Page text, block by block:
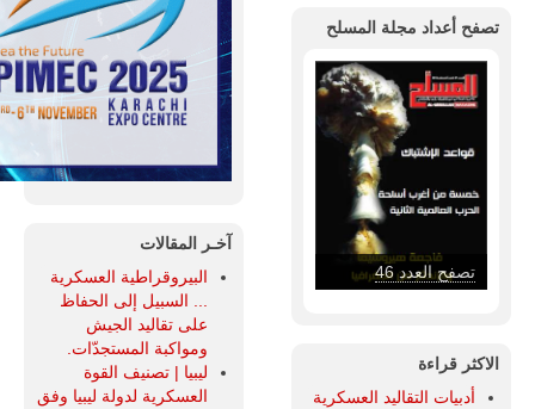
تصفح أعداد مجلة المسلح
تصفح العدد 46
الاكثر قراءة
أدبيات التقاليد العسكرية
آخـر المقالات
البيروقراطية العسكرية
... السبيل إلى الحفاظ
على تقاليد الجيش
ومواكبة المستجدّات.
ليبيا | تصنيف القوة
العسكرية لدولة ليبيا وفق